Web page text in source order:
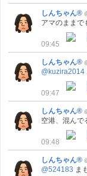
しんちゃん®
アマのままで
09:45
しんちゃん®
@kuzira2014
09:47
しんちゃん®
空港、混んで
09:48
しんちゃん®
@524183 ま